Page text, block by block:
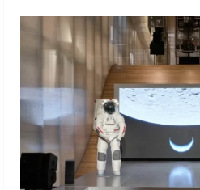
2
Fakini
receita em
Projeto